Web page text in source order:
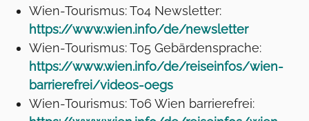
Wien-Tourismus: T04 Newsletter:
https://www.wien.info/de/newsletter
Wien-Tourismus: T05 Gebärdensprache:
https://www.wien.info/de/reiseinfos/wien-
barrierefrei/videos-oegs
Wien-Tourismus: T06 Wien barrierefrei: